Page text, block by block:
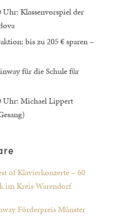
Uhr: Klassenvorspiel der
bis zu 205 € sparen –
für die Schule für
Uhr: Michael Lippert
of Klavierkonzerte – 60
im Kreis Warendorf
Förderpreis Münster